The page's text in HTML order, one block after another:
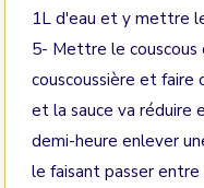
1L d'eau et y mettre
5- Mettre le couscous
couscoussière et faire
et la sauce va réduire
demi-heure enlever
le faisant passer entre